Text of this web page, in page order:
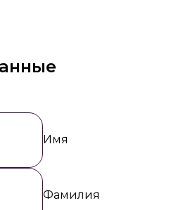
Имя
Фамилия